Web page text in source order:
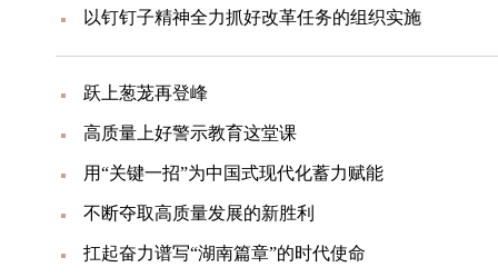
以钉钉子精神全力抓好改革任务的组织实施
跃上葱茏再登峰
高质量上好警示教育这堂课
用“关键一招”为中国式现代化蓄力赋能
不断夺取高质量发展的新胜利
扛起奋力谱写“湖南篇章”的时代使命